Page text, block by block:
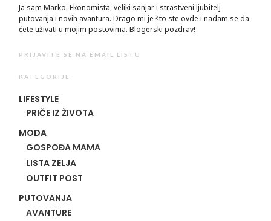
Ja sam Marko. Ekonomista, veliki sanjar i strastveni ljubitelj
putovanja i novih avantura. Drago mi je što ste ovde i nadam se da
ćete uživati u mojim postovima. Blogerski pozdrav!
PRIJAVITE SE NA EMAIL LISTU
KATEGORIJE
LIFESTYLE
PRIČE IZ ŽIVOTA
MODA
GOSPOĐA MAMA
LISTA ZELJA
OUTFIT POST
PUTOVANJA
AVANTURE